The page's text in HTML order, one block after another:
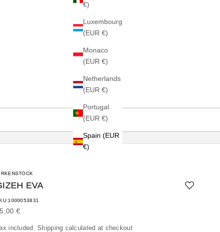
€)
Luxembourg
(EUR €)
Monaco
(EUR €)
Netherlands
(EUR €)
Portugal
(EUR €)
Spain (EUR
€)
EVA
1000053831
price
€
included.Shipping calculated at checkout